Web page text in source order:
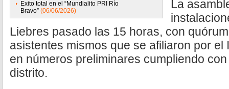
Exito total en el “Mundialito PRI Río
Bravo” (06/06/2026)
La
Liebres pasado las 15 horas, con
asistentes mismos que se afiliaron por el
en números preliminares cumpliendo
distrito.